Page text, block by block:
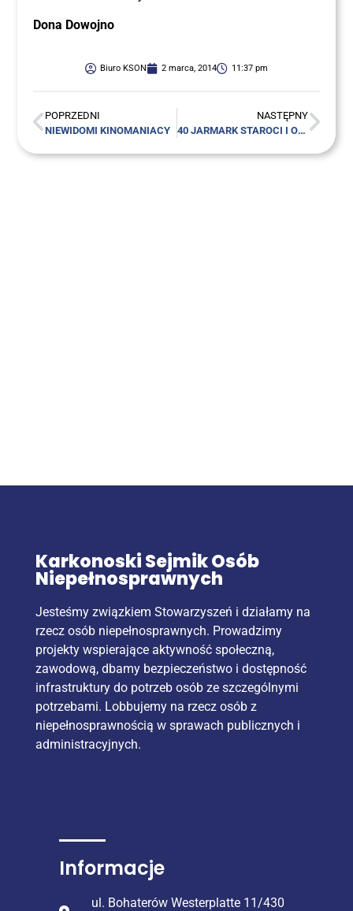
Dona Dowoj­no
Biuro KSON 2 marca, 2014 11:37 pm
POPRZEDNI
NIE­WI­DO­MI KINOMANIACY
NASTĘPNY
40 JAR­MARK STA­RO­CI I OSOBLIWOŚCI
Karkonoski Sejmik Osób
Niepełnosprawnych
Jesteśmy związkiem Stowarzyszeń i działamy na
rzecz osób niepełnosprawnych. Prowadzimy
projekty wspierające aktywność społeczną,
zawodową, dbamy bezpieczeństwo i dostępność
infrastruktury do potrzeb osób ze szczególnymi
potrzebami. Lobbujemy na rzecz osób z
niepełnosprawnością w sprawach publicznych i
administracyjnych.
Informacje
ul. Bohaterów Westerplatte 11/430